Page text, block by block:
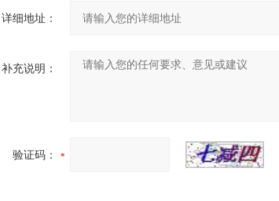
详细地址：
补充说明：
验证码：